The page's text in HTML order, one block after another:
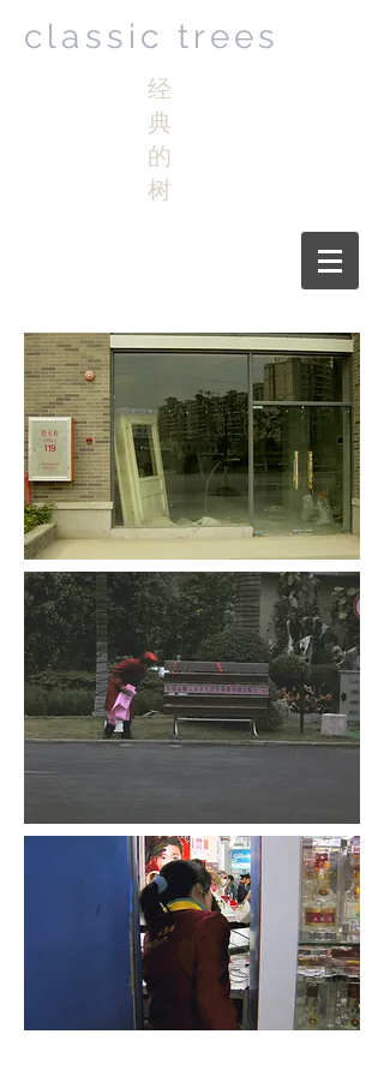
classic trees
经
典
的
树